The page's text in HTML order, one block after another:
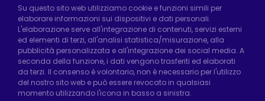
Fabbrica di Hadımköy:Atatürk Industrial Zone,
Uzunçayır Street, No:11 Hadımköy, 34555
Arnavutköy/Istanbul
Telefono:+90 212 640 66 46
Email:export@htsteker.com
Negozio Bayrampasa:Kocatepe
Su questo sito web utilizziamo cookie e funzioni simili per
elaborare informazioni sui dispositivi e dati personali.
L'elaborazione serve all'integrazione di contenuti, servizi esterni
ed elementi di terzi, all'analisi statistica/misurazione, alla
pubblicità personalizzata e all'integrazione dei social media. A
seconda della funzione, i dati vengono trasferiti ed elaborati
da terzi. Il consenso è volontario, non è necessario per l'utilizzo
del nostro sito web e può essere revocato in qualsiasi
momento utilizzando l'icona in basso a sinistra.